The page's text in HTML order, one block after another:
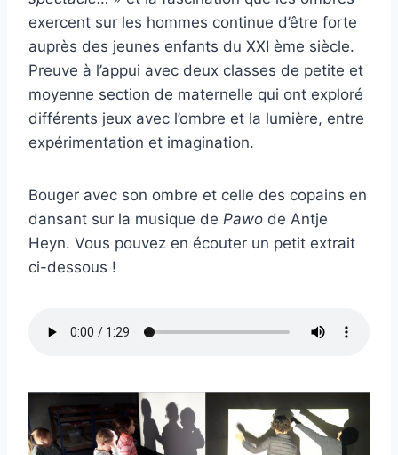
exercent sur les hommes continue d’être forte
auprès des jeunes enfants du XXI ème siècle.
Preuve à l’appui avec deux classes de petite et
moyenne section de maternelle qui ont exploré
différents jeux avec l’ombre et la lumière, entre
expérimentation et imagination.
Bouger avec son ombre et celle des copains en
dansant sur la musique de Pawo de Antje
Heyn. Vous pouvez en écouter un petit extrait
ci-dessous !